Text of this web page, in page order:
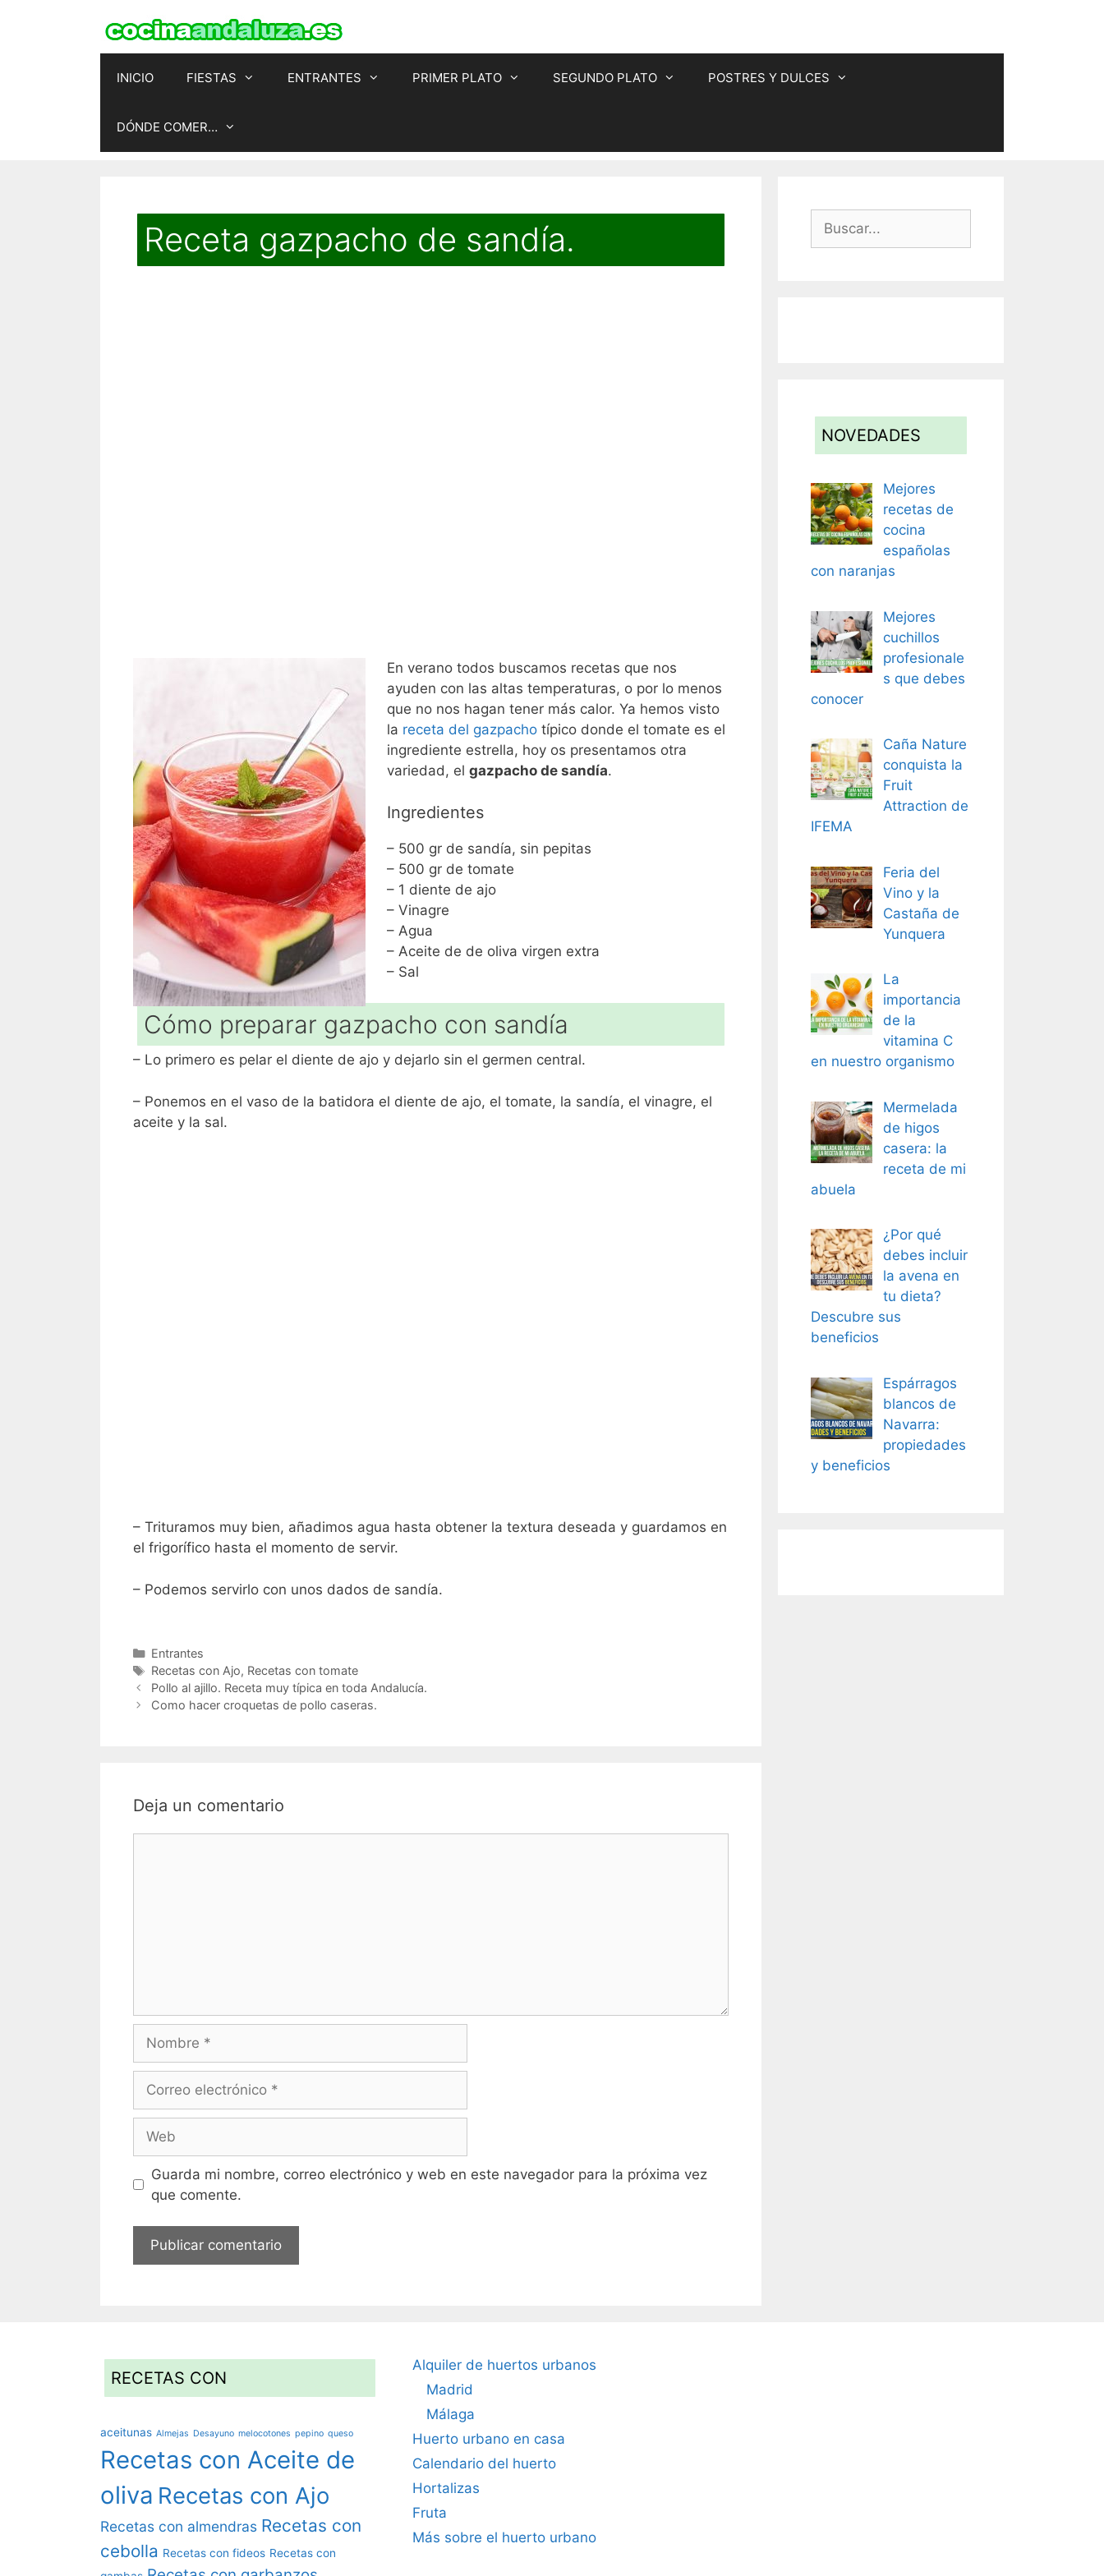
INICIO FIESTAS ENTRANTES PRIMER PLATO SEGUNDO PLATO POSTRES Y DULCES
DÓNDE COMER…
Receta gazpacho de sandía.
En verano todos buscamos recetas que nos
ayuden con las altas temperaturas, o por lo menos
que no nos hagan tener más calor. Ya hemos visto
la receta del gazpachotípico donde el tomate es el
ingrediente estrella, hoy os presentamos otra
variedad, el gazpacho de sandía.
Ingredientes
– 500 gr de sandía, sin pepitas
– 500 gr de tomate
– 1 diente de ajo
– Vinagre
– Agua
– Aceite de de oliva virgen extra
– Sal
Cómo preparar gazpacho con sandía
– Lo primero es pelar el diente de ajo y dejarlo sin el germen central.
– Ponemos en el vaso de la batidora el diente de ajo, el tomate, la sandía, el vinagre, el
aceite y la sal.
– Trituramos muy bien, añadimos agua hasta obtener la textura deseada y guardamos en
el frigorífico hasta el momento de servir.
– Podemos servirlo con unos dados de sandía.
Categorías
Entrantes
Etiquetas
Recetas con Ajo, Recetas con tomate
Pollo al ajillo. Receta muy típica en toda Andalucía.
Como hacer croquetas de pollo caseras.
Deja un comentario
electrónico
Guarda mi nombre, correo electrónico y web en este navegador para la próxima vez
que comente.
Buscar:
NOVEDADES
Mejores
recetas de
cocina
españolas
con naranjas
Mejores
cuchillos
profesionale
s que debes
conocer
Caña Nature
conquista la
Fruit
Attraction de
IFEMA
Feria del
Vino y la
Castaña de
Yunquera
La
importancia
de la
vitamina C
en nuestro organismo
Mermelada
de higos
casera: la
receta de mi
abuela
¿Por qué
debes incluir
la avena en
tu dieta?
Descubre sus
beneficios
Espárragos
blancos de
Navarra:
propiedades
y beneficios
RECETAS CON
aceitunas Almejas Desayuno melocotones pepino queso
Recetas con Aceite de
oliva Recetas con Ajo
Recetas con almendras Recetas con
cebolla Recetas con fideos Recetas con
Alquiler de huertos urbanos
Madrid
Málaga
Huerto urbano en casa
Calendario del huerto
Hortalizas
Fruta
Más sobre el huerto urbano